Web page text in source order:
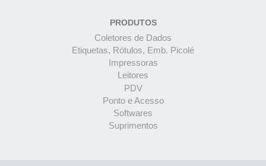
PRODUTOS
Coletores de Dados
Etiquetas, Rótulos, Emb. Picolé
Impressoras
Leitores
PDV
Ponto e Acesso
Softwares
Suprimentos